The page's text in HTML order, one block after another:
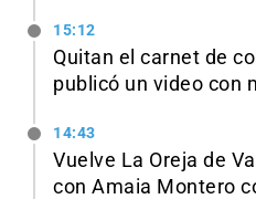
15:12
Quitan el carnet de
publicó un video con
14:43
Vuelve La Oreja de
con Amaia Montero